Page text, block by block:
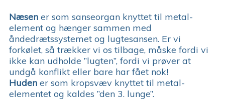
Næsen er som sanseorgan knyttet til metal-
element og hænger sammen med
åndedrætssystemet og lugtesansen. Er vi
forkølet, så trækker vi os tilbage, måske fordi vi
ikke kan udholde ”lugten”, fordi vi prøver at
undgå konflikt eller bare har fået nok!
Huden er som kropsvæv knyttet til metal-
elementet og kaldes ”den 3. lunge”.